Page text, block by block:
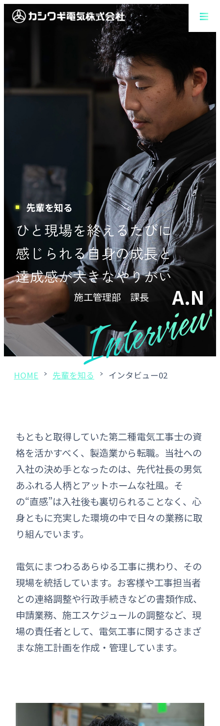
働く環境を知る
募集要項
サイトマップ
メールで応募する
営業時間 平日8:00~17:00
先輩を知る
ひと現場を終えるたびに
感じられる自身の成長と
達成感が大きなやりがい
施工管理部 課長 A.N
HOME 先輩を知る インタビュー02
もともと取得していた第二種電気工事士の資
格を活かすべく、製造業から転職。当社への
入社の決め手となったのは、先代社長の男気
あふれる人柄とアットホームな社風。そ
の“直感”は入社後も裏切られることなく、心
身ともに充実した環境の中で日々の業務に取
り組んでいます。
電気にまつわるあらゆる工事に携わり、その
現場を統括しています。お客様や工事担当者
との連絡調整や行政手続きなどの書類作成、
申請業務、施工スケジュールの調整など、現
場の責任者として、電気工事に関するさまざ
まな施工計画を作成・管理しています。